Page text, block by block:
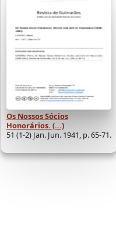
Os Nossos Sócios
Honorários. (...)
51 (1-2) Jan. Jun. 1941, p. 65-71.